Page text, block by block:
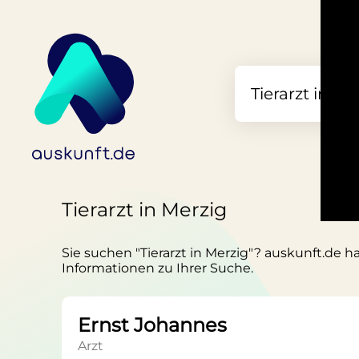
Tierarzt in Merzig
Sie suchen "Tierarzt in Merzig"? auskunft.de
Informationen zu Ihrer Suche.
Ernst Johannes
Arzt